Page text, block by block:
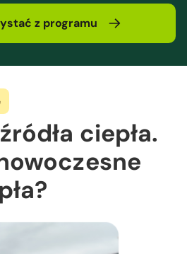
z programu
ciepła.